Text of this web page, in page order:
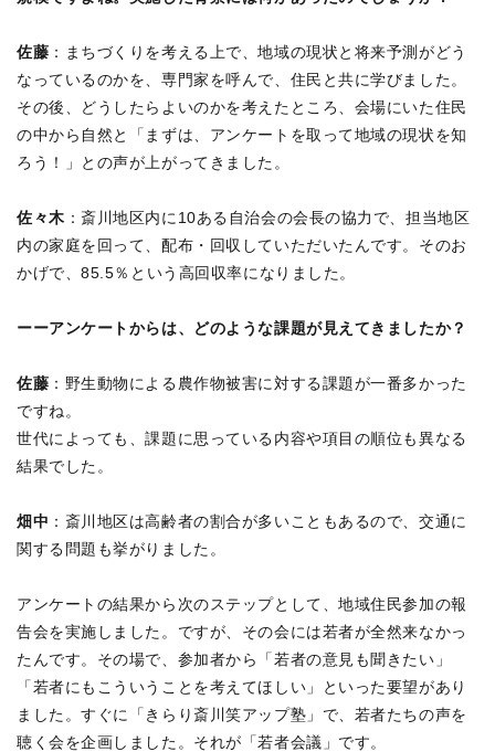
佐藤 ：まちづくりを考える上で、地域の現状と将来予測がどう
なっているのかを、専門家を呼んで、住民と共に学びました。
その後、どうしたらよいのかを考えたところ、会場にいた住民
の中から自然と「まずは、アンケートを取って地域の現状を知
ろう！」との声が上がってきました。
佐々木 ：斎川地区内に10ある自治会の会長の協力で、担当地区
内の家庭を回って、配布・回収していただいたんです。そのお
かげで、85.5％という高回収率になりました。
ーーアンケートからは、どのような課題が見えてきましたか？
佐藤 ：野生動物による農作物被害に対する課題が一番多かった
ですね。
世代によっても、課題に思っている内容や項目の順位も異なる
結果でした。
畑中 ：斎川地区は高齢者の割合が多いこともあるので、交通に
関する問題も挙がりました。
アンケートの結果から次のステップとして、地域住民参加の報
告会を実施しました。ですが、その会には若者が全然来なかっ
たんです。その場で、参加者から「若者の意見も聞きたい」
「若者にもこういうことを考えてほしい」といった要望があり
ました。すぐに「きらり斎川笑アップ塾」で、若者たちの声を
聴く会を企画しました。それが「若者会議」です。